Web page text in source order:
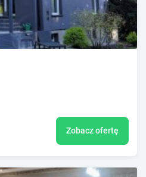
Zobacz ofertę